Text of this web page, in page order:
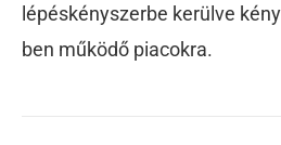
lépéskényszerbe kerülve
ben működő piacokra.